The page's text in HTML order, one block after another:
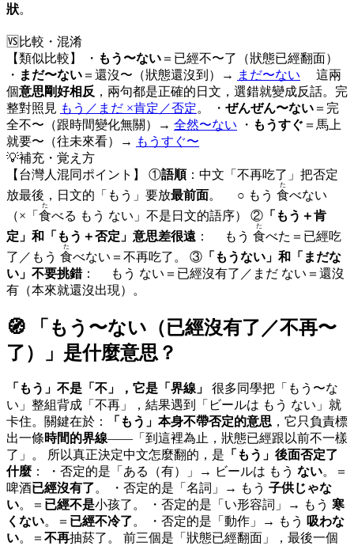
狀。
🆚 比較・混淆
【類似比較】 ・ もう〜ない ＝已經不〜了（狀態已經翻面）
・ まだ〜ない ＝還沒〜（狀態還沒到）→ まだ〜ない 這兩
個意思剛好相反 ，兩句都是正確的日文，選錯就變成反話。完
整對照見 もう／まだ ×肯定／否定。 ・ ぜんぜん〜ない ＝完
全不〜（跟時間變化無關）→ 全然〜ない ・ もうすぐ ＝馬上
就要〜（往未來看）→ もうすぐ〜
💡補充・覚え方
【台灣人混同ポイント】 ①語順：中文「不再吃了」把否定
放最後，日文的「もう」要放最前面。 ○ もう 食
た
べない
（×「 食
た
べる もう ない」不是日文的語序） ② 「もう＋肯
定」和「もう＋否定」意思差很遠 ： もう 食
た
べた＝已經吃
了／もう 食
た
べない＝不再吃了。 ③ 「もうない」和「まだな
い」不要挑錯： もう ない＝已經沒有了／まだ ない＝還沒
有（本來就還沒出現）。
🧭 「 もう〜ない（已經沒有了／不再〜
了）
」是什麼意思？
「もう」不是「不」，它是「界線」
い」整組背成「不再」，結果遇到「ビールは もう ない」就
卡住。關鍵在於：
「もう」本身不帶否定的意思 ，它只負責標
出一條時間的界線——「到這裡為止，狀態已經跟以前不一樣
了」。 所以真正決定中文怎麼翻的，是 「もう」後面否定了
什麼
： ・否定的是「ある（有）」→ ビールは もう ない。＝
啤酒已經沒有了。 ・否定的是「名詞」→ もう 子供じゃな
い。＝ 已經不是小孩了。 ・否定的是「い形容詞」→ もう 寒
くない。＝ 已經不冷了。 ・否定的是「動作」→ もう 吸わな
い。＝ 不再抽菸了。 前三個是「狀態已經翻面」，最後一個